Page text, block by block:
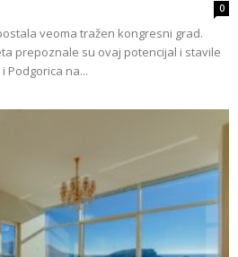
0
veoma tražen kongresni grad.
prepoznale su ovaj potencijal i stavile
Podgorica na...